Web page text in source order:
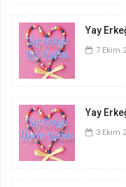
Yay
7 Ekim
Yay
3 Ekim